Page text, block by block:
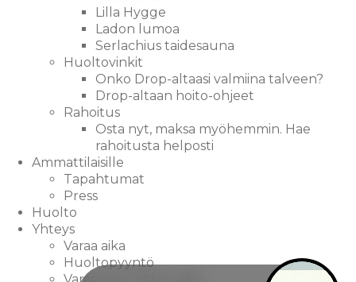
Lilla Hygge
Ladon lumoa
Serlachius taidesauna
Huoltovinkit
Onko Drop-altaasi valmiina talveen?
Drop-altaan hoito-ohjeet
Rahoitus
Osta nyt, maksa myöhemmin. Hae
rahoitusta helposti
Ammattilaisille
Tapahtumat
Press
Huolto
Yhteys
Varaa aika
Huoltopyyntö